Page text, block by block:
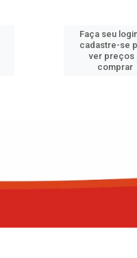
Faça seu
cadastre-se
ver preços
comprar